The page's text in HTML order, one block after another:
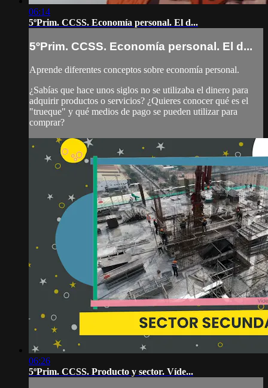
06:14
5ºPrim. CCSS. Economía personal. El d...
5ºPrim. CCSS. Economía personal. El d...
Aprende diferentes conceptos sobre economía personal.
¿Sabías que hace unos siglos no se utilizaba el dinero para
adquirir productos o servicios? ¿Quieres conocer qué es el
"trueque" y qué medios de pago se pueden utilizar para
comprar?
06:26
5ºPrim. CCSS. Producto y sector. Víde...